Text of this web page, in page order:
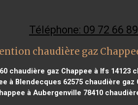
Téléphone: 09 72 66
chaudière gaz
chaudière gaz Chappee à Ifs 14123
à Blendecques 62575chaudière gaz
à Aubergenville 78410